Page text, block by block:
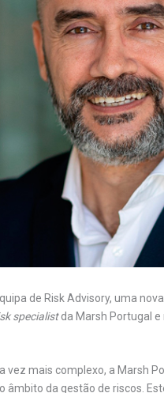
de Risk Advisory, uma
specialistda Marsh Portugal e
vez mais complexo, a Marsh
âmbito da gestão de riscos.